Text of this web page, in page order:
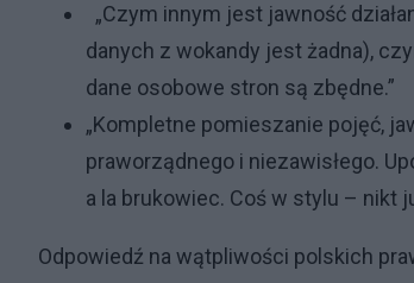
„Czym innym jest jawność
danych z wokandy jest żadna),
dane osobowe stron są zbędne.”
„Kompletne pomieszanie pojęć,
praworządnego i niezawisłego.
a la brukowiec. Coś w stylu – nikt
Odpowiedź na wątpliwości polskich